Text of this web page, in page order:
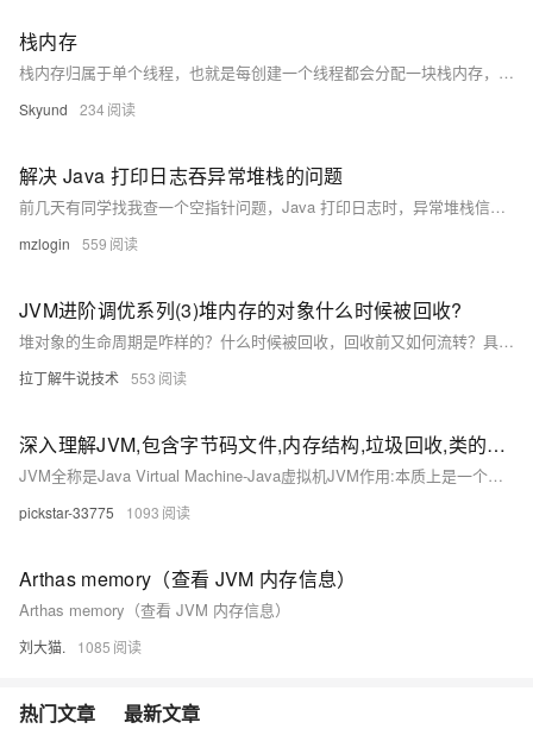
栈内存
栈内存归属于单个线程，也就是每创建一个线程都会分配一块栈内存，而栈中存储的东西只有本线程可见，属于线程私有。 栈的生命周期与线程一致，一旦线程结束，栈内存也就被回收。 栈中存放的内容主要包括：8大基本类型 + 对象的引用 + 实例的方法
Skyund 234
解决 Java 打印日志吞异常堆栈的问题
前几天有同学找我查一个空指针问题，Java 打印日志时，异常堆栈信息被吞了，导致定位不到出问题的地方。
mzlogin 559
JVM进阶调优系列(3)堆内存的对象什么时候被回收?
堆对象的生命周期是咋样的？什么时候被回收，回收前又如何流转？具体又是被如何回收？今天重点讲对象GC，看完这篇就全都明白了。
拉丁解牛说技术 553
深入理解JVM,包含字节码文件,内存结构,垃圾回收,类的声明周期,类加载器
JVM全称是Java Virtual Machine-Java虚拟机JVM作用:本质上是一个运行在计算机上的程序,职责是运行Java字节码文件,编译为机器码交由计算机运行类的生命周期概述:类的生命周期描述了一个类加载,使用,卸载的整个过类的生命周期阶段:类的声明周期主要分为五个阶段:加载->连接->初始化->使用->卸载,其中连接中分为三个小阶段验证->准备->解析类加载器的定义:JVM提供类加载器给Java程序去获取类和接口字节码数据类加载器的作用:类加载器接受字节码文件。
pickstar-33775 1093
Arthas memory（查看 JVM 内存信息）
Arthas memory（查看 JVM 内存信息）
刘大猫. 1085
热门文章 最新文章